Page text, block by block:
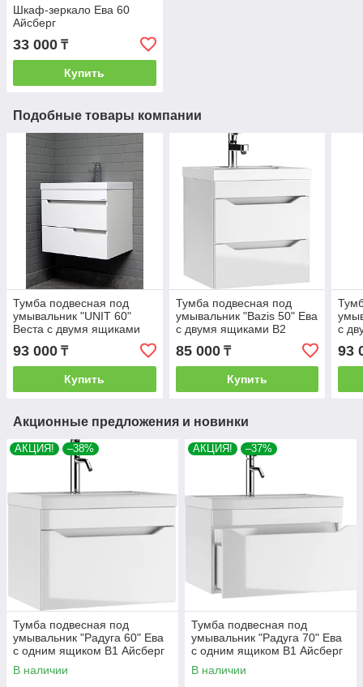
Шкаф-зеркало Ева 60
Айсберг
33 000 ₸
Купить
Подобные товары компании
Тумба подвесная под
умывальник "UNIT 60"
Веста с двумя ящиками
93 000 ₸
Купить
Тумба подвесная под
умывальник "Bazis 50" Ева
с двумя ящиками В2
85 000₸
Купить
с
93
Акционные предложения и новинки
АКЦИЯ! –38%
Тумба подвесная под
умывальник "Радуга 60" Ева
с одним ящиком В1 Айсберг
В наличии
АКЦИЯ! –37%
Тумба подвесная под
умывальник "Радуга 70" Ева
с одним ящиком В1 Айсберг
В наличии